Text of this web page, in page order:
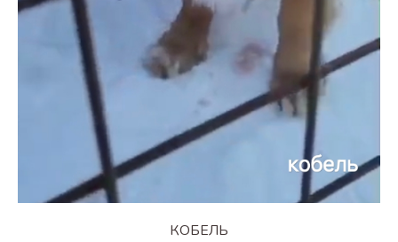
КОБЕЛЬ